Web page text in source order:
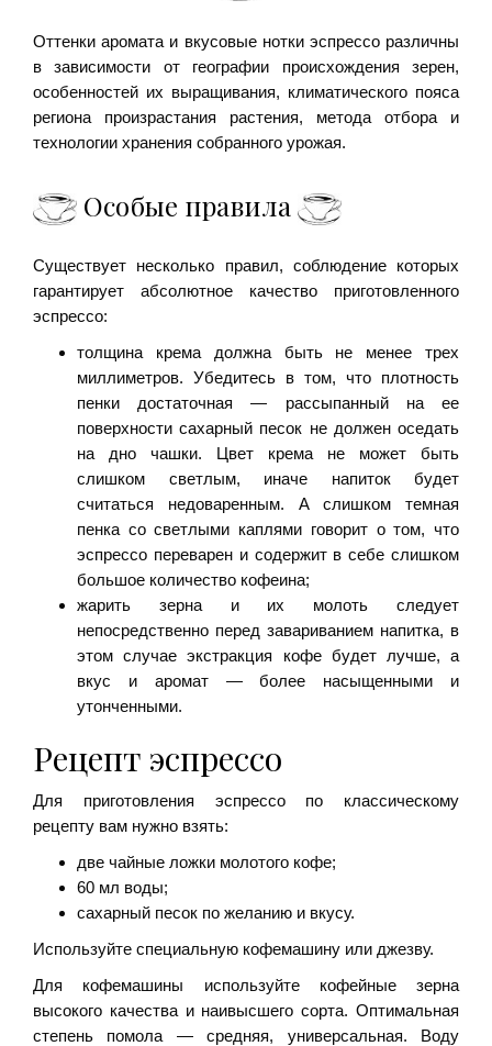
Оттенки аромата и вкусовые нотки эспрессо различны
в зависимости от географии происхождения зерен,
особенностей их выращивания, климатического пояса
региона произрастания растения, метода отбора и
технологии хранения собранного урожая.
Особые правила
Существует несколько правил, соблюдение которых
гарантирует абсолютное качество приготовленного
эспрессо:
толщина крема должна быть не менее трех
миллиметров. Убедитесь в том, что плотность
пенки достаточная — рассыпанный на ее
поверхности сахарный песок не должен оседать
на дно чашки. Цвет крема не может быть
слишком светлым, иначе напиток будет
считаться недоваренным. А слишком темная
пенка со светлыми каплями говорит о том, что
эспрессо переварен и содержит в себе слишком
большое количество кофеина;
жарить зерна и их молоть следует
непосредственно перед завариванием напитка, в
этом случае экстракция кофе будет лучше, а
вкус и аромат — более насыщенными и
утонченными.
Рецепт эспрессо
Для приготовления эспрессо по классическому
рецепту вам нужно взять:
две чайные ложки молотого кофе;
60 мл воды;
сахарный песок по желанию и вкусу.
Используйте специальную кофемашину или джезву.
Для кофемашины используйте кофейные зерна
высокого качества и наивысшего сорта. Оптимальная
степень помола — средняя, универсальная. Воду